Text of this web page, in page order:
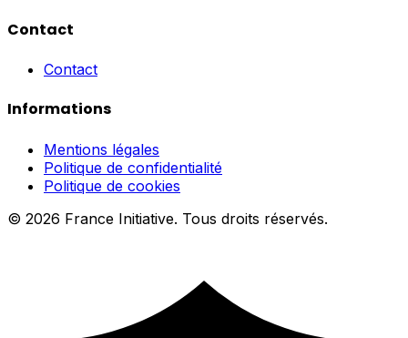
Contact
Contact
Informations
Mentions légales
Politique de confidentialité
Politique de cookies
© 2026 France Initiative. Tous droits réservés.